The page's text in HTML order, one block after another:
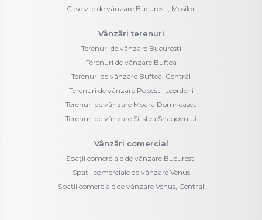
Case vile de vânzare Bucuresti, Mosilor
Vânzări terenuri
Terenuri de vânzare Bucuresti
Terenuri de vânzare Buftea
Terenuri de vânzare Buftea, Central
Terenuri de vânzare Popesti-Leordeni
Terenuri de vânzare Moara Domneasca
Terenuri de vânzare Silistea Snagovului
Vânzări comercial
Spații comerciale de vânzare Bucuresti
Spații comerciale de vânzare Venus
Spații comerciale de vânzare Venus, Central